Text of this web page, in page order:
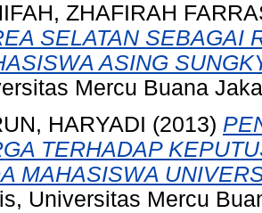
ZHAFIRAH
SELATAN SEBAGAI
ASING
Mercu Buana
HARYADI (2013)
TERHADAP
MAHASISWA
Universitas Mercu